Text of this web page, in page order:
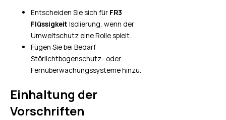
Entscheiden Sie sich für FR3
Flüssigkeit Isolierung, wenn der
Umweltschutz eine Rolle spielt.
Fügen Sie bei Bedarf
Störlichtbogenschutz- oder
Fernüberwachungssysteme hinzu.
Einhaltung der
Vorschriften